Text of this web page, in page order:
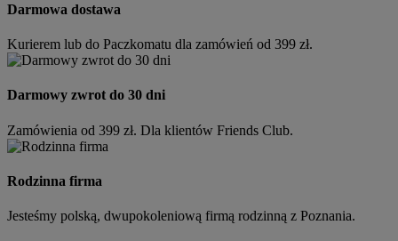
Darmowa dostawa
Kurierem lub do Paczkomatu dla zamówień od 399 zł.
Darmowy zwrot do 30 dni
Zamówienia od 399 zł. Dla klientów Friends Club.
Rodzinna firma
Jesteśmy polską, dwupokoleniową firmą rodzinną z Poznania.